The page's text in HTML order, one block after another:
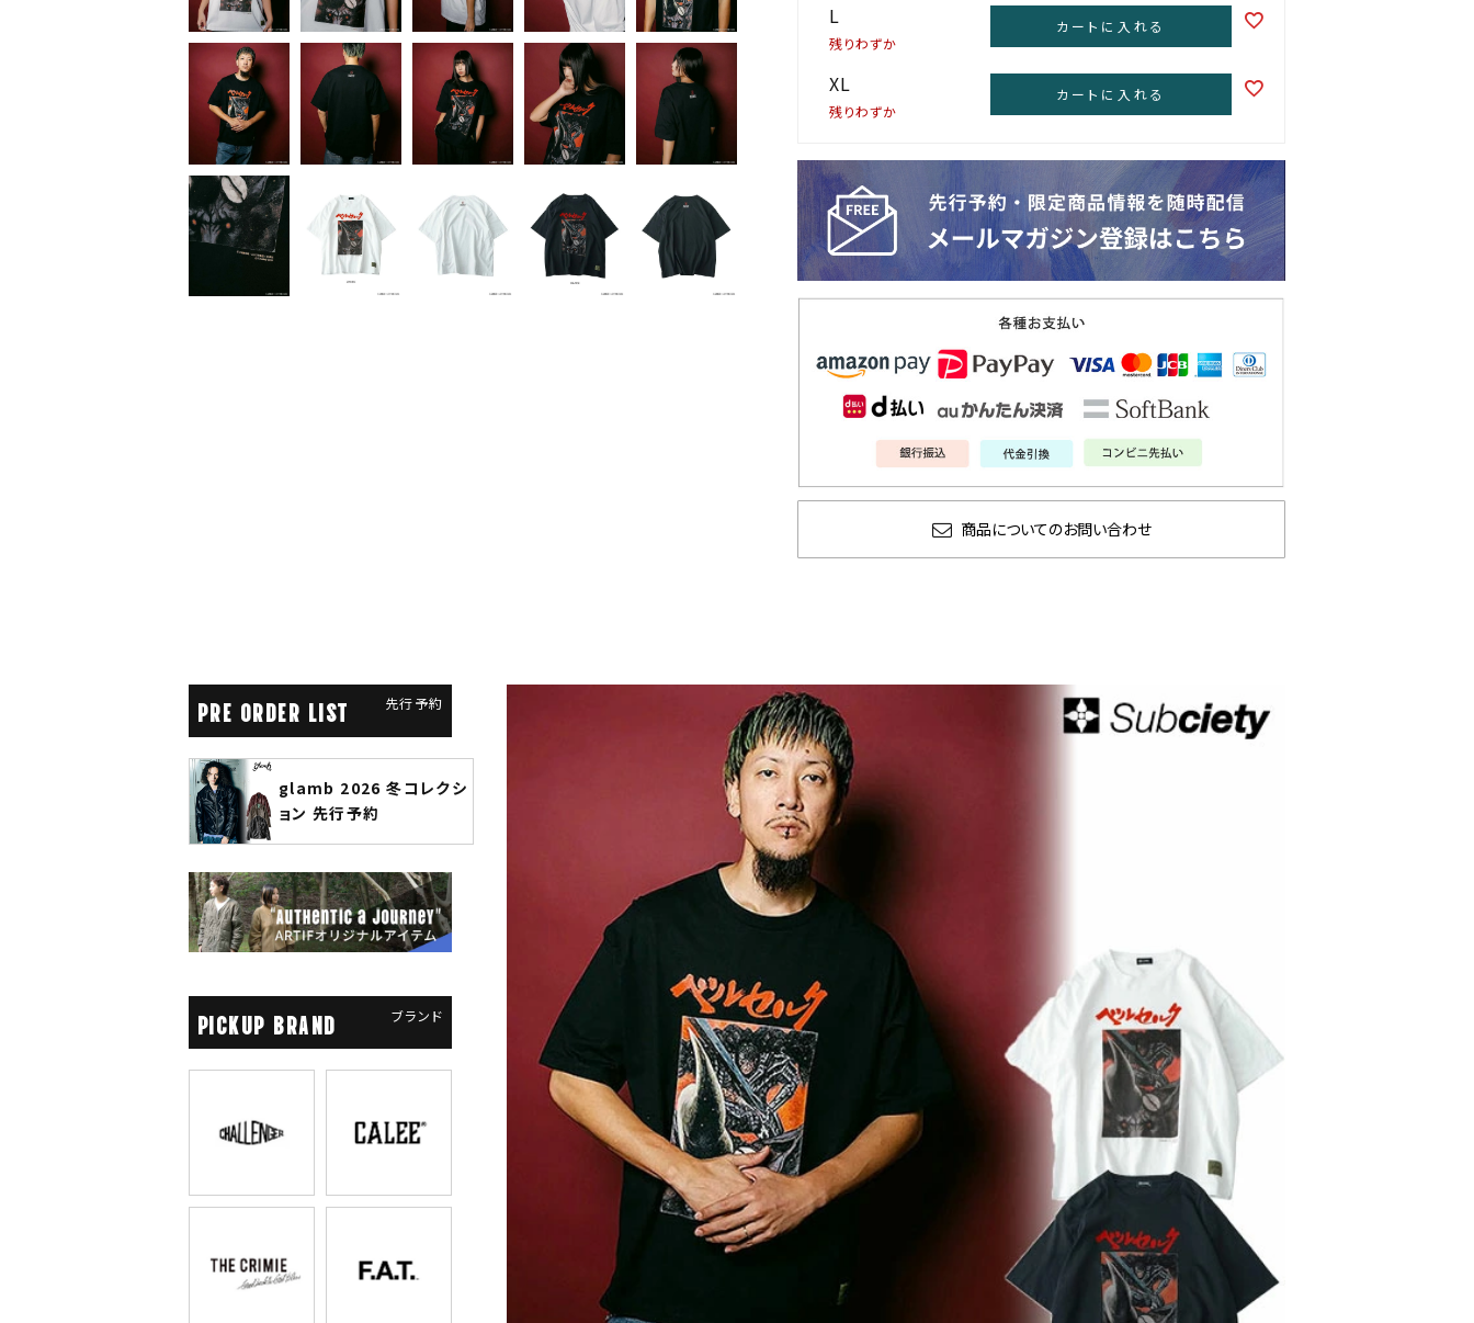
L
残りわずか
カートに入れる
XL
残りわずか
カートに入れる
商品についてのお問い合わせ
PRE ORDER LIST 先行予約
ANGENEHM 2026 秋冬
先行予約
COLLECTION 先行予約
glamb × 劇場版『チェン
ソーマン レゼ篇』第2弾
PICKUP BRAND ブランド